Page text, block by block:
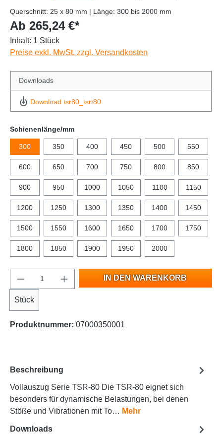
Querschnitt: 25 x 80 mm | Länge: 300 bis 2000 mm
Ab 265,24 €*
Inhalt: 1 Stück
Preise exkl. MwSt. zzgl. Versandkosten
Downloads
Download tsr80_tsrt80
Schienenlänge/mm
300 350 400 450 500 550
600 650 700 750 800 850
900 950 1000 1050 1100 1150
1200 1250 1300 1350 1400 1450
1500 1550 1600 1650 1700 1750
1800 1850 1900 1950 2000
Stück
IN DEN WARENKORB
Produktnummer: 07000350001
Beschreibung
Vollauszug Serie TSR-80 Die TSR-80 eignet sich
besonders für dynamische Belastungen, bei denen
Stöße und Vibrationen mit To… Mehr
Downloads